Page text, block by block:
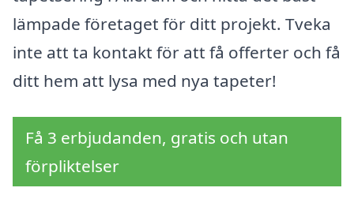
lämpade företaget för ditt projekt. Tveka
inte att ta kontakt för att få offerter och få
ditt hem att lysa med nya tapeter!
Få 3 erbjudanden, gratis och utan
förpliktelser